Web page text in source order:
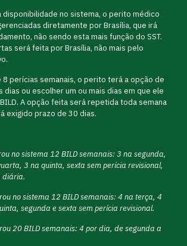
disponibilidade no sistema, o perito médico
diretamente por Brasília, que irá
não sendo esta mais função do SST.
será feita por Brasília, não mais pelo
8 perícias semanais, o perito terá a opção de
dias ou escolher um ou mais dias em que ele
A opção feita será repetida toda semana
exigido prazo de 30 dias.
no sistema 12 BILD semanais: 3 na segunda,
3 na quinta, sexta sem perícia revisional,
diária.
no sistema 12 BILD semanais: 4 na terça, 4
segunda e sexta sem perícia revisional.
20 BILD semanais: 4 por dia, de segunda a